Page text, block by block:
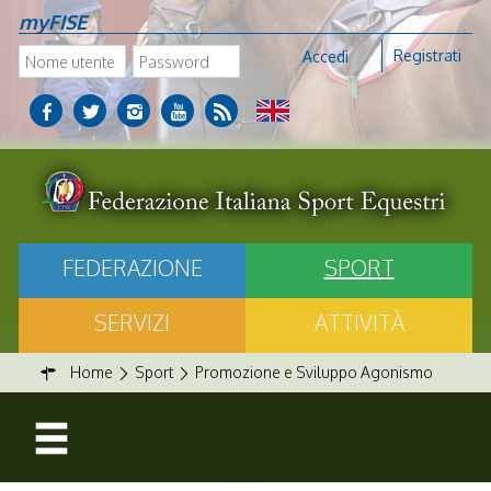
myFISE
Accedi Registrati
FEDERAZIONE
SPORT
SERVIZI
ATTIVITÀ
Home Sport Promozione e Sviluppo Agonismo